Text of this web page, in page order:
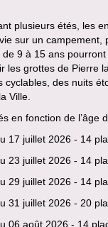
plusieurs étés, les
sur un
9 à 15 ans
les grottes de Pierre
cyclables, des nuits
Ville.
en fonction de l’âge
17 juillet 2026 - 14
23 juillet 2026 - 14
29 juillet 2026 - 14
31 juillet 2026 - 20
06 août 2026 - 14